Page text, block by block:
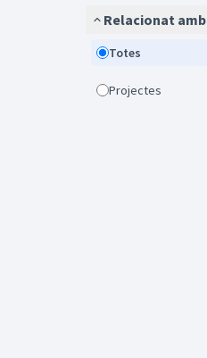
Relacionat amb
Totes
Projectes